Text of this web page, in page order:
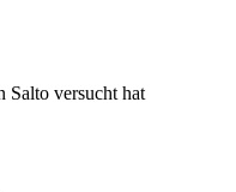
Salto versucht hat